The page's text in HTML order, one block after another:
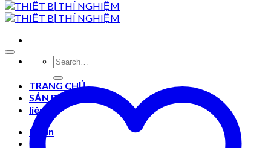
Search
for:
TRANG CHỦ
SẢN PHẨM
liên hệ
Login